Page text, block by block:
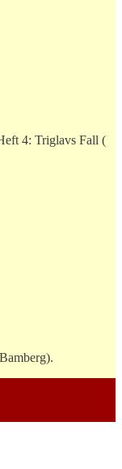
4: Triglavs Fall (